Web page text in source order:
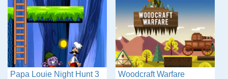
Papa Louie Night Hunt 3 Woodcraft Warfare